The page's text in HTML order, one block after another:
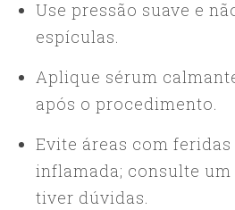
Use pressão suave e
espículas.
Aplique sérum
após o procedimento.
Evite áreas com feridas
inflamada; consulte
tiver dúvidas.